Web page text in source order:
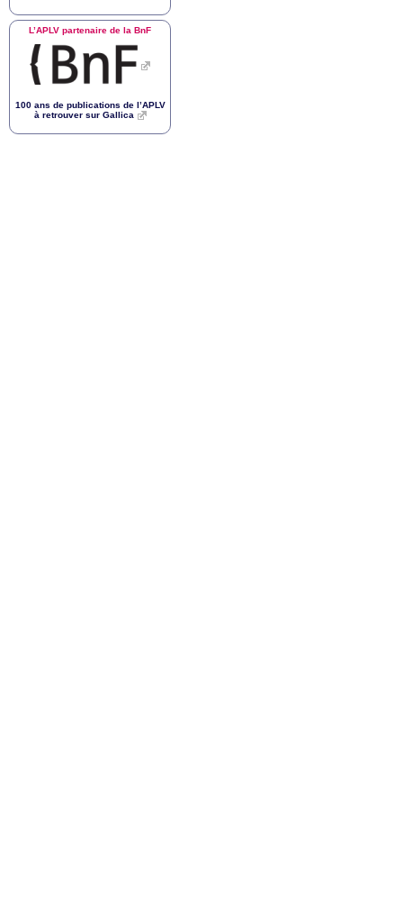
L’APLV partenaire de la BnF
100 ans de publications de l’APLV
à retrouver sur Gallica